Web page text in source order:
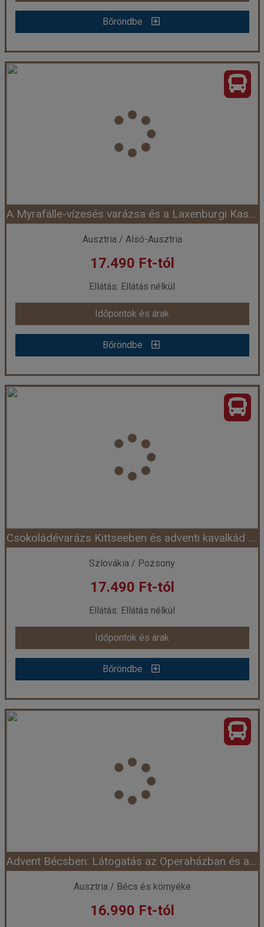
Bőröndbe
Bőröndbe
A történelmi Pozsony és hajókirándulás Bécsbe városnézéssel
Város:Bécs
Utazás módja:Busszal
Ellátás nélkül
Szálláskategória:
Részvételi alapár
Időpont: 2026-09-19 | 1 nap
már 18.490 Ft-tól
Időpontok és árak
Bőröndbe
A Myrafälle-vízesés varázsa és a Laxenburgi Kastély pompája
Ausztria / Alsó-Ausztria
17.490 Ft-tól
Ellátás: Ellátás nélkül
Időpontok és árak
Bőröndbe
A Myrafälle-vízesés varázsa és a Laxenburgi Kastély pompája
Város:Laxenburg
Utazás módja:Busszal
Ellátás nélkül
Szálláskategória:
Részvételi alapár
Időpont: 2026-09-26 | 1 nap
már 17.490 Ft-tól
Időpontok és árak
Bőröndbe
Csokoládévarázs Kittseeben és adventi kavalkád Pozsonyban
Szlovákia / Pozsony
17.490 Ft-tól
Ellátás: Ellátás nélkül
Időpontok és árak
Bőröndbe
Csokoládévarázs Kittseeben és adventi kavalkád Pozsonyban
Város: Pozsony
Utazás módja:Busszal
Ellátás nélkül
Szálláskategória:
Részvételi alapár
Időpont: 2026-11-21 | 1 nap
már 17.490 Ft-tól
Advent Bécsben: Látogatás az Operaházban és a Hofburgban
Ausztria / Bécs és környéke
16.990 Ft-tól